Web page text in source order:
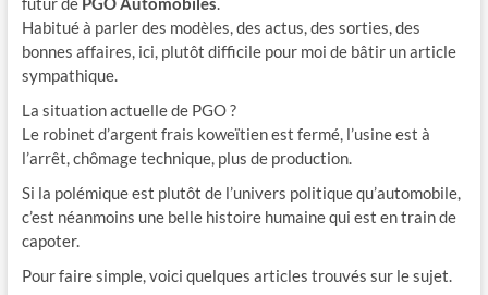
Habitué à parler des modèles, des actus, des sorties, des
bonnes affaires, ici, plutôt difficile pour moi de bâtir un article
sympathique.
La situation actuelle de PGO ?
Le robinet d’argent frais koweïtien est fermé, l’usine est à
l’arrêt, chômage technique, plus de production.
Si la polémique est plutôt de l’univers politique qu’automobile,
c’est néanmoins une belle histoire humaine qui est en train de
capoter.
Pour faire simple, voici quelques articles trouvés sur le sujet.